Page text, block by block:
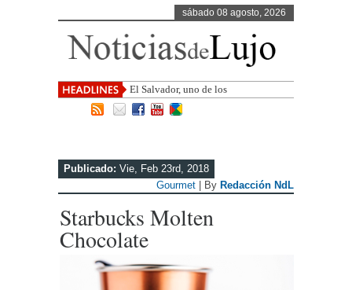
sábado 08 agosto, 2026
El Salvador, uno de los destinos con
mayor proyección de C
Publicado: Vie, Feb 23rd, 2018
Gourmet | By Redacción NdL
Starbucks Molten
Chocolate